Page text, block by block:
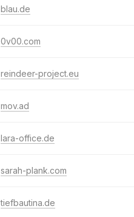
blau.de
0v00.com
reindeer-project.eu
mov.ad
lara-office.de
sarah-plank.com
tiefbautina.de